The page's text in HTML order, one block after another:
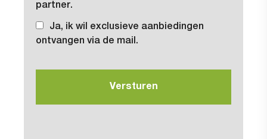
partner.
Ja, ik wil exclusieve aanbiedingen
ontvangen via de mail.